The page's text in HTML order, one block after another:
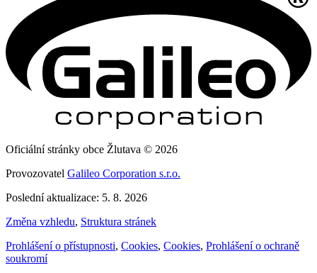
Oficiální stránky obce Žlutava © 2026
Provozovatel Galileo Corporation s.r.o.
Poslední aktualizace: 5. 8. 2026
Změna vzhledu, Struktura stránek
Prohlášení o přístupnosti, Cookies, Cookies, Prohlášení o ochraně
soukromí